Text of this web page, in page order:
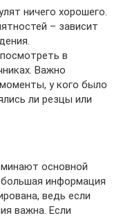
ничего хорошего.
– зависит
в
Важно
у кого было
ли резцы или
основной
информация
ведь если
важна. Если